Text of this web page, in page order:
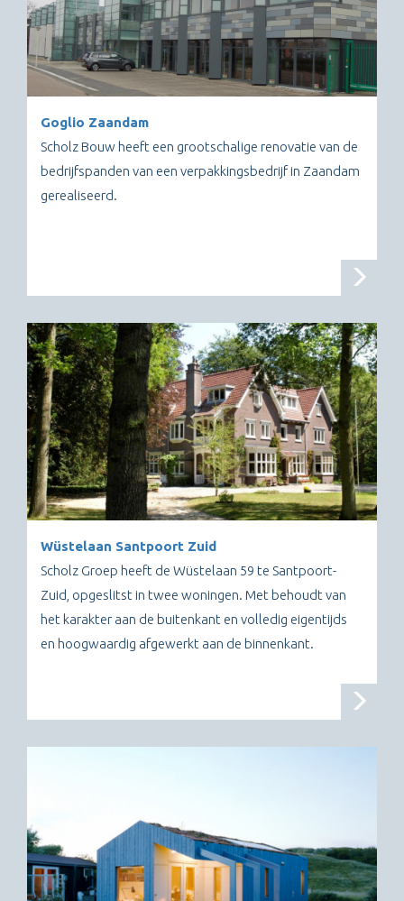
Goglio Zaandam
Scholz Bouw heeft een grootschalige renovatie van de
bedrijfspanden van een verpakkingsbedrijf in Zaandam
gerealiseerd.
Wüstelaan Santpoort Zuid
Scholz Groep heeft de Wüstelaan 59 te Santpoort-
Zuid, opgeslitst in twee woningen. Met behoudt van
het karakter aan de buitenkant en volledig eigentijds
en hoogwaardig afgewerkt aan de binnenkant.